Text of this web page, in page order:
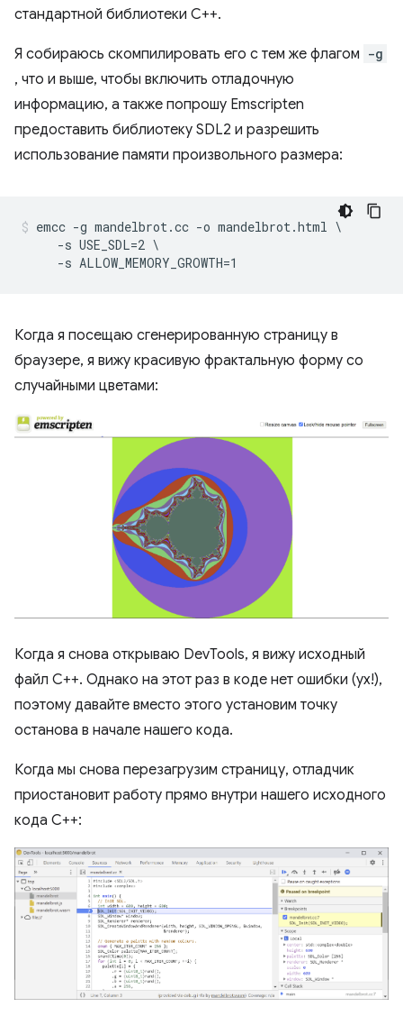
стандартной библиотеки C++.
Я собираюсь скомпилировать его с тем же флагом -g
, что и выше, чтобы включить отладочную
информацию, а также попрошу Emscripten
предоставить библиотеку SDL2 и разрешить
использование памяти произвольного размера:
emcc -g mandelbrot.cc -o mandelbrot.html \
     -s USE_SDL=2 \
Когда я посещаю сгенерированную страницу в
браузере, я вижу красивую фрактальную форму со
случайными цветами:
Когда я снова открываю DevTools, я вижу исходный
файл C++. Однако на этот раз в коде нет ошибки (ух!),
поэтому давайте вместо этого установим точку
останова в начале нашего кода.
Когда мы снова перезагрузим страницу, отладчик
приостановит работу прямо внутри нашего исходного
кода C++: